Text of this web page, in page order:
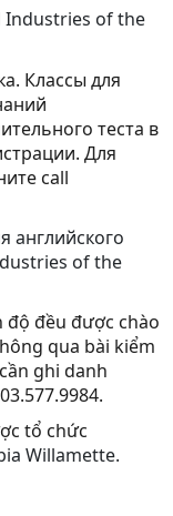
Industries of the
Классы для
теста в
Для
call
английского
of the
đều được chào
qua bài kiểm
ghi danh
tổ chức
Willamette.